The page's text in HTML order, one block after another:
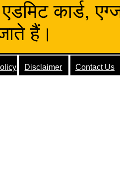
कार्ड,
हैं।
Disclaimer Contact Us